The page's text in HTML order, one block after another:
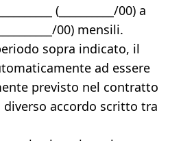
(__________/00) a
00) mensili.
sopra indicato, il
ad essere
previsto nel contratto
diverso accordo scritto tra